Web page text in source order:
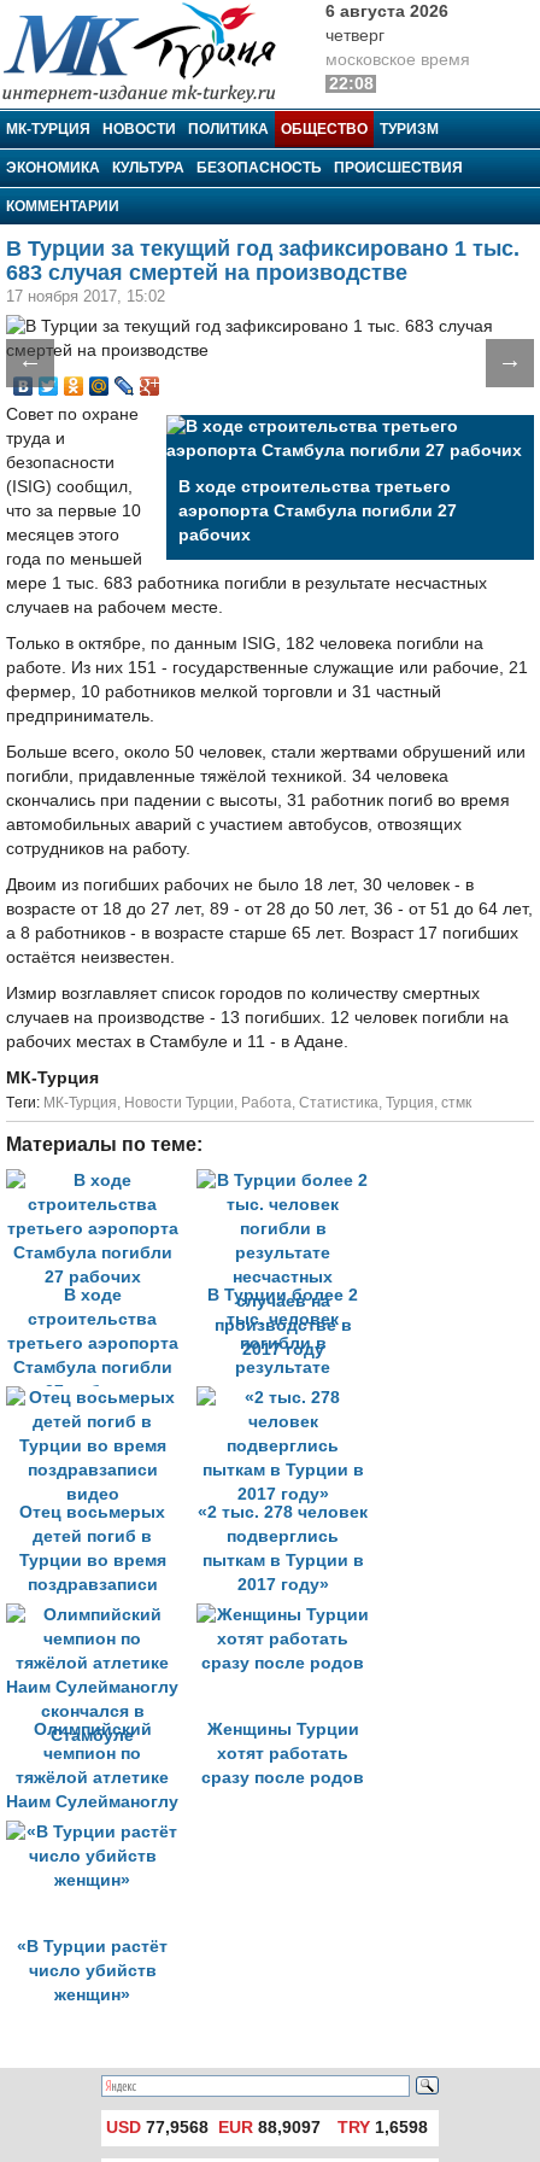
МК-Турция
6 августа 2026
четверг
московское время
22:08
МК-ТУРЦИЯ НОВОСТИ ПОЛИТИКА ОБЩЕСТВО ТУРИЗМ
ЭКОНОМИКА КУЛЬТУРА БЕЗОПАСНОСТЬ ПРОИСШЕСТВИЯ
КОММЕНТАРИИ
В Турции за текущий год зафиксировано 1 тыс.
683 случая смертей на производстве
17 ноября 2017, 15:02
← →
В ходе строительства третьего
аэропорта Стамбула погибли 27
рабочих
Совет по охране
труда и
безопасности
(ISIG) сообщил,
что за первые 10
месяцев этого
года по меньшей
мере 1 тыс. 683 работника погибли в результате несчастных
случаев на рабочем месте.
Только в октябре, по данным ISIG, 182 человека погибли на
работе. Из них 151 - государственные служащие или рабочие, 21
фермер, 10 работников мелкой торговли и 31 частный
предприниматель.
Больше всего, около 50 человек, стали жертвами обрушений или
погибли, придавленные тяжёлой техникой. 34 человека
скончались при падении с высоты, 31 работник погиб во время
автомобильных аварий с участием автобусов, отвозящих
сотрудников на работу.
Двоим из погибших рабочих не было 18 лет, 30 человек - в
возрасте от 18 до 27 лет, 89 - от 28 до 50 лет, 36 - от 51 до 64 лет,
а 8 работников - в возрасте старше 65 лет. Возраст 17 погибших
остаётся неизвестен.
Измир возглавляет список городов по количеству смертных
случаев на производстве - 13 погибших. 12 человек погибли на
рабочих местах в Стамбуле и 11 - в Адане.
МК-Турция
Tеги: МК-Турция, Новости Турции, Работа, Статистика, Турция, стмк
Материалы по теме:
В ходе
строительства
третьего аэропорта
Стамбула погибли
27 рабочих
В Турции более 2
тыс. человек
погибли в
результате
несчастных
случаев на
производстве в
2017 году
Отец восьмерых
детей погиб в
Турции во время
поздравзаписи
видео
«2 тыс. 278 человек
подверглись
пыткам в Турции в
2017 году»
Олимпийский
чемпион по
тяжёлой атлетике
Наим Сулейманоглу
скончался в
Стамбуле
Женщины Турции
хотят работать
сразу после родов
«В Турции растёт
число убийств
женщин»
USD 77,9568 EUR 88,9097 TRY1,6598